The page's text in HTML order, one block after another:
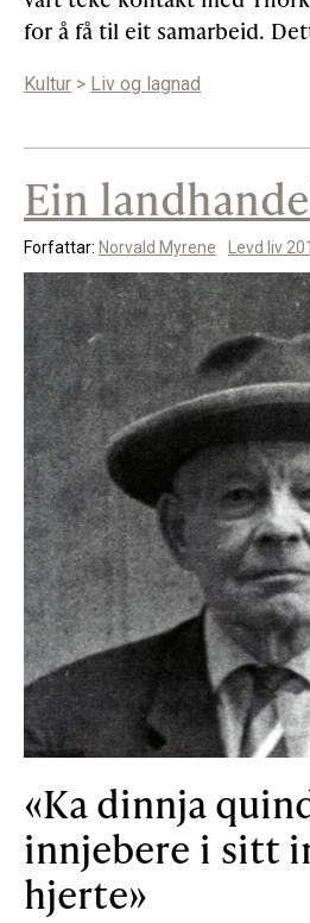
for å få til eit samarbeid.
Kultur > Liv og lagnad
Ein
Forfattar: Norvald Myrene Levd liv
«Ka dinnja
innjebere i sitt
hjerte»